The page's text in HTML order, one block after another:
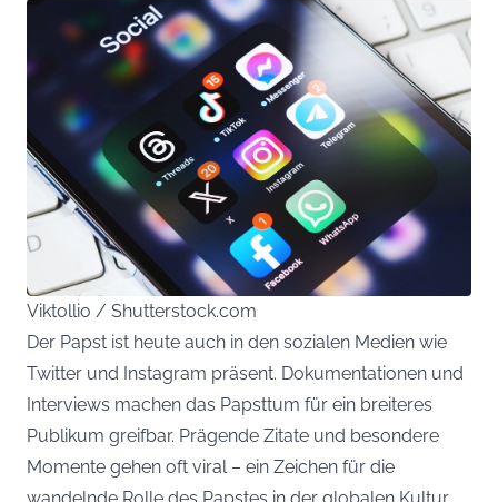
Viktollio / Shutterstock.com
Der Papst ist heute auch in den sozialen Medien wie
Twitter und Instagram präsent. Dokumentationen und
Interviews machen das Papsttum für ein breiteres
Publikum greifbar. Prägende Zitate und besondere
Momente gehen oft viral – ein Zeichen für die
wandelnde Rolle des Papstes in der globalen Kultur.